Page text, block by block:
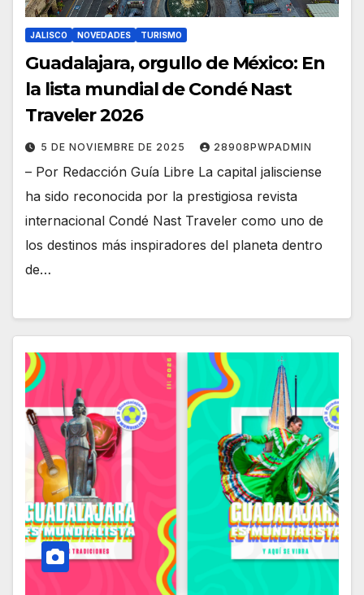
JALISCO NOVEDADES TURISMO
Guadalajara, orgullo de México: En
la lista mundial de Condé Nast
Traveler 2026
5 DE NOVIEMBRE DE 2025 28908PWPADMIN
– Por Redacción Guía Libre La capital jalisciense
ha sido reconocida por la prestigiosa revista
internacional Condé Nast Traveler como uno de
los destinos más inspiradores del planeta dentro
de…